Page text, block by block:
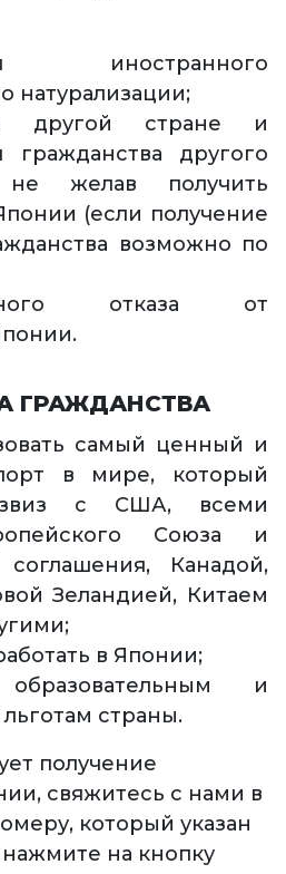
иностранного
натурализации;
другой стране и
гражданства другого
не желав получить
(если получение
возможно по
отказа от
ГРАЖДАНСТВА
самый ценный и
в мире, который
c США, всеми
Союза и
Канадой,
Зеландией, Китаем
в Японии;
и
страны.
получение
свяжитесь с нами в
который указан
нажмите на кнопку